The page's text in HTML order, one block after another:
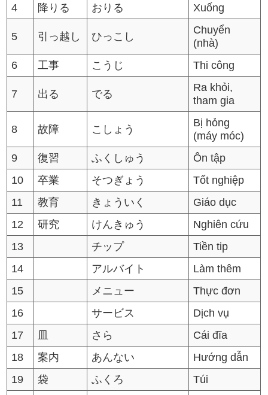
4 降りる おりる Xuống
5 引っ越し ひっこし
Chuyển
(nhà)
6
工事 こうじ Thi công
7 出る でる
Ra khỏi,
tham gia
8 故障 こしょう
Bị hỏng
(máy móc)
9
復習 ふくしゅう
Ôn tập
10
卒業 そつぎょう
Tốt nghiệp
11
教育 きょういく
Giáo dục
12
研究 けんきゅう
Nghiên cứu
13
チップ
Tiền tip
14
アルバイト
Làm thêm
15
メニュー
Thực đơn
16
サービス
Dịch vụ
17
さら
Cái đĩa
18
案内 あんない
Hướng dẫn
19
袋 ふくろ
Túi